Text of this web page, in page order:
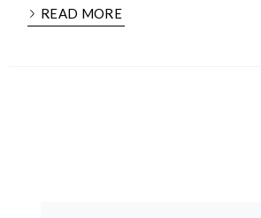
READ MORE